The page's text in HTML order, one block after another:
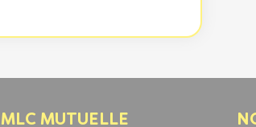
Footer menu
MLC MUTUELLE